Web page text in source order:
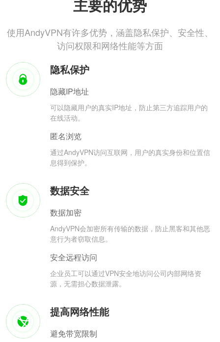
主要的优势
使用AndyVPN有许多优势，涵盖隐私保护、安全性、
访问权限和网络性能等方面
隐私保护
隐藏IP地址
可以隐藏用户的真实IP地址，防止第三方追踪用户的
在线活动。
匿名浏览
通过AndyVPN访问互联网，用户的真实身份和位置信
息得到保护。
数据安全
数据加密
AndyVPN会加密所有传输的数据，防止黑客和其他恶
意行为者窃取信息。
安全远程访问
企业员工可以通过VPN安全地访问公司内部网络资
源，无需担心数据泄露。
提高网络性能
避免带宽限制